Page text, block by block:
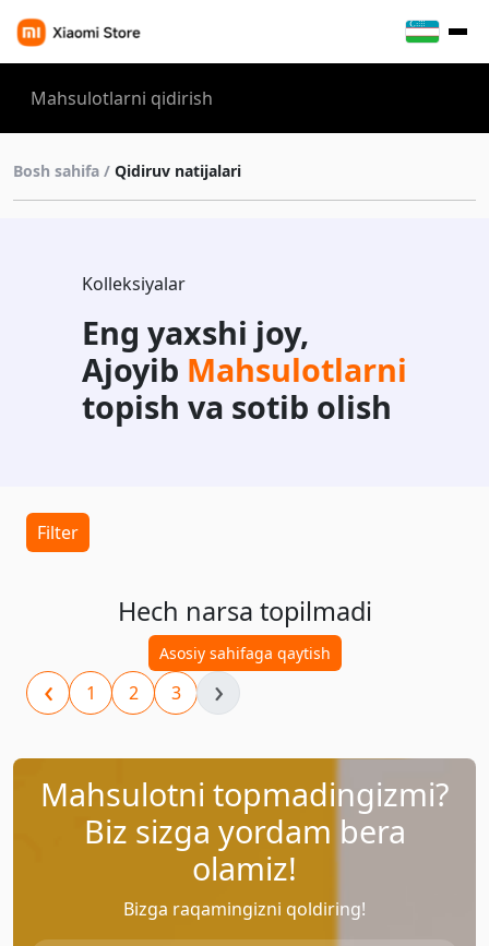
Bosh sahifa / Qidiruv natijalari
Kolleksiyalar
Eng yaxshi joy,
Ajoyib Mahsulotlarni
topish va sotib olish
Filter
Hech narsa topilmadi
Asosiy sahifaga qaytish
‹ 1 2 3 ›
Mahsulotni topmadingizmi?
Biz sizga yordam bera
olamiz!
Bizga raqamingizni qoldiring!